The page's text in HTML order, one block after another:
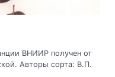
ВНИИР получен от
Авторы сорта: В.П.